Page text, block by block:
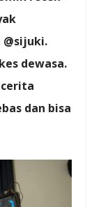
dewasa.
dan bisa